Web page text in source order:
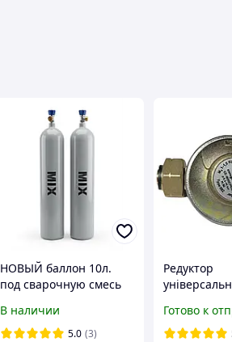
НОВЫЙ баллон 10л.
под сварочную смесь
трубкой (аттестован на
5 лет)
В наличии
5.0 (3)
Редуктор
пропановий
(Італія)
Готово к